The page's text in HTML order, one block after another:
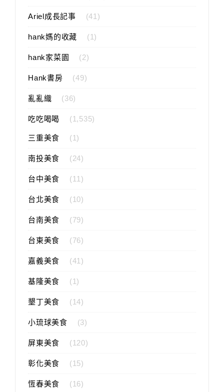
Ariel成長記事 (41)
hank媽的收藏 (1)
hank家菜園 (2)
Hank書房 (49)
亂亂織 (36)
吃吃喝喝 (1,535)
三重美食 (1)
南投美食 (24)
台中美食 (11)
台北美食 (10)
台南美食 (79)
台東美食 (76)
嘉義美食 (41)
基隆美食 (1)
墾丁美食 (14)
小琉球美食 (3)
屏東美食 (120)
彰化美食 (15)
恆春美食 (16)